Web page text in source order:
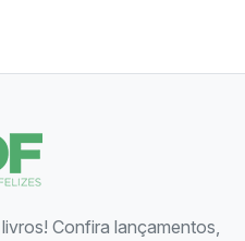
Confira lançamentos,